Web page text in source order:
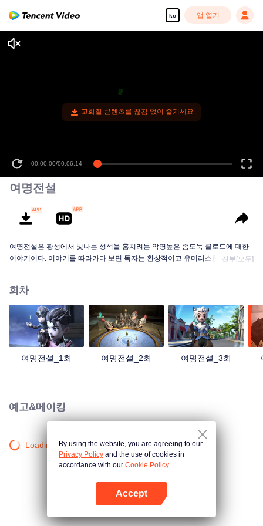
ko 앱 열기
고화질 콘텐츠를 끊김 없이 즐기세요
00:00:00/00:06:14
여명전설
여명전설은 황성에서 빛나는 성석을 훔치려는 악명높은 좀도둑 클로드에 대한
이야기이다. 이야기를 따라가다 보면 독자는 환상적이고 유머러스한 모험의 세
진짜 목적이 뭔지 알게 되는데...
전부[모두]
회차
여명전설_1회 여명전설_2회 여명전설_3회
예고&메이킹
Loading…By using the website, you are agreeing to our
Privacy Policy and the use of cookies in
accordance with our Cookie Policy.
Accept